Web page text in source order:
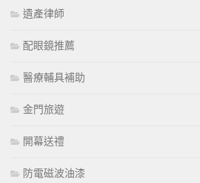
遺產律師
配眼鏡推薦
醫療輔具補助
金門旅遊
開幕送禮
防電磁波油漆